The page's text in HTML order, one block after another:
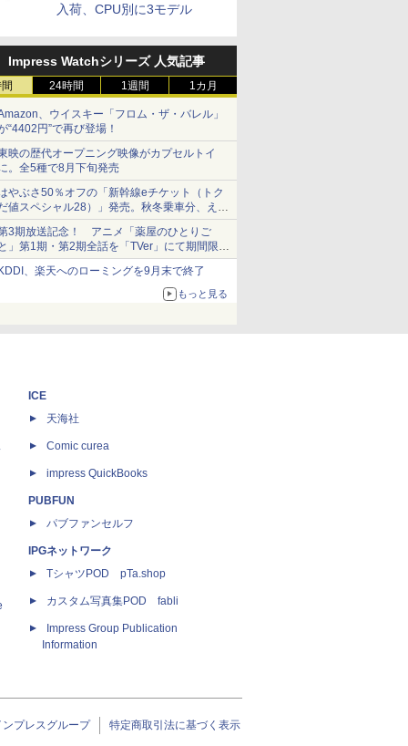
入荷、CPU別に3モデル
Impress Watchシリーズ 人気記事
24時間 1週間 1カ月
、ウイスキー「フロム・ザ・バレル」
“4402円”で再び登場！
映の歴代オープニング映像がカプセルトイ
。全5種で8月下旬発売
やぶさ50％オフの「新幹線eチケット（トク
値スペシャル28）」発売。秋冬乗車分、えき
っと限定
3期放送記念！ アニメ「薬屋のひとりご
」第1期・第2期全話を「TVer」にて期間限定
順次無料配信開始
、楽天へのローミングを9月末で終了
もっと見る
ICE
天海社
Comic curea
impress QuickBooks
PUBFUN
パブファンセルフ
IPGネットワーク
TシャツPOD pTa.shop
カスタム写真集POD fabli
Impress Group Publication
Information
ンプレスグループ 特定商取引法に基づく表示